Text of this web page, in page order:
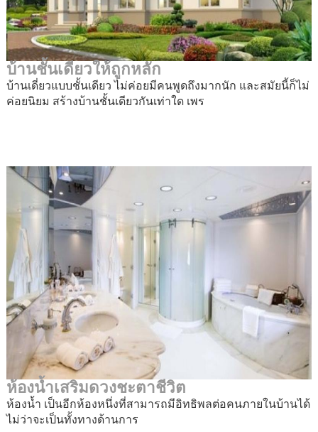
บ้านชั้นเดียวให้ถูกหลัก
บ้านเดี่ยวแบบชั้นเดียว ไม่ค่อยมีคนพูดถึงมากนัก และสมัยนี้ก็ไม่
ค่อยนิยม สร้างบ้านชั้นเดียวกันเท่าใด เพร
ห้องน้ำเสริมดวงชะตาชีวิต
ห้องน้ำ เป็นอีกห้องหนึ่งที่สามารถมีอิทธิพลต่อคนภายในบ้านได้
ไม่ว่าจะเป็นทั้งทางด้านการ